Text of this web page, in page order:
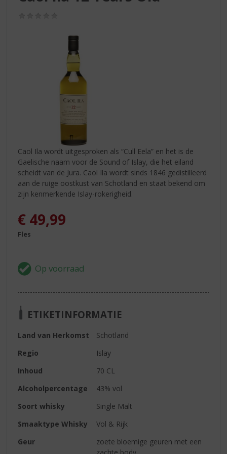
Caol Ila wordt uitgesproken als “Cull Eela” en het is de
Gaelische naam voor de Sound of Islay, die het eiland
scheidt van de Jura. Caol Ila wordt sinds 1846 gedistilleerd
aan de ruige oostkust van Schotland en staat bekend om
zijn kenmerkende Islay-rokerigheid.
€ 49,99
Fles
ETIKETINFORMATIE
Land van Herkomst
Schotland
Regio
Islay
Inhoud
70 CL
Alcoholpercentage
43% vol
Soort whisky
Single Malt
Smaaktype Whisky
Vol & Rijk
Geur
zoete bloemige geuren met een